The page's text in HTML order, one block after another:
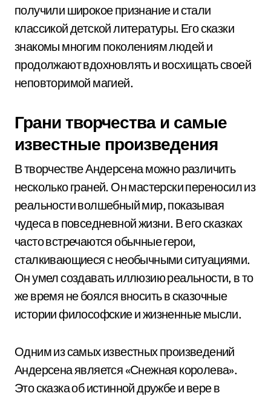
получили широкое признание и стали
классикой детской литературы. Его сказки
знакомы многим поколениям людей и
продолжают вдохновлять и восхищать своей
неповторимой магией.
Грани творчества и самые
известные произведения
В творчестве Андерсена можно различить
несколько граней. Он мастерски переносил из
реальности волшебный мир, показывая
чудеса в повседневной жизни. В его сказках
часто встречаются обычные герои,
сталкивающиеся с необычными ситуациями.
Он умел создавать иллюзию реальности, в то
же время не боялся вносить в сказочные
истории философские и жизненные мысли.
Одним из самых известных произведений
Андерсена является «Снежная королева».
Это сказка об истинной дружбе и вере в